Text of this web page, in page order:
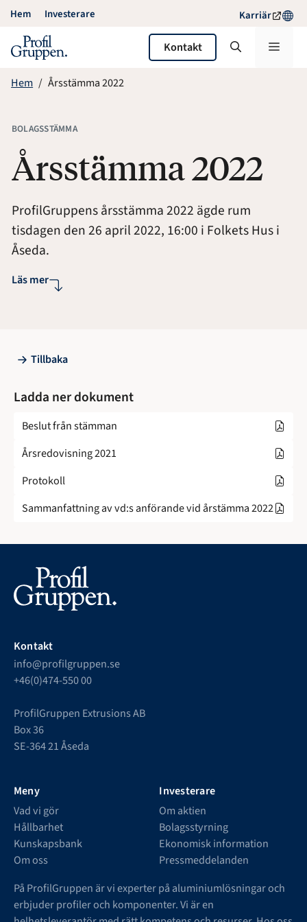
Hoppa
innehåll
Hem Investerare Karriär
Kontakt Meny
Hem Årsstämma 2022
BOLAGSSTÄMMA
Årsstämma 2022
ProfilGruppens årsstämma 2022 ägde rum
tisdagen den 26 april 2022, 16:00 i Folkets Hus i
Åseda.
Läs mer
Tillbaka
Ladda ner dokument
Beslut från stämman
Årsredovisning 2021
Protokoll
Sammanfattning av vd:s anförande vid årstämma 2022
Kontakt
info@profilgruppen.se
+46(0)474-550 00
ProfilGruppen Extrusions AB
Box 36
SE-364 21 Åseda
Meny
Vad vi gör
Hållbarhet
Kunskapsbank
Om oss
Investerare
Om aktien
Bolagsstyrning
Ekonomisk information
Pressmeddelanden
På ProfilGruppen är vi experter på aluminiumlösningar och
erbjuder profiler och komponenter. Vi är en